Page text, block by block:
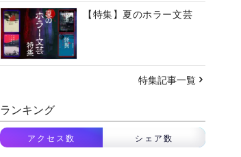
【特集】夏のホラー文芸
特集記事一覧
ランキング
アクセス数 シェア数